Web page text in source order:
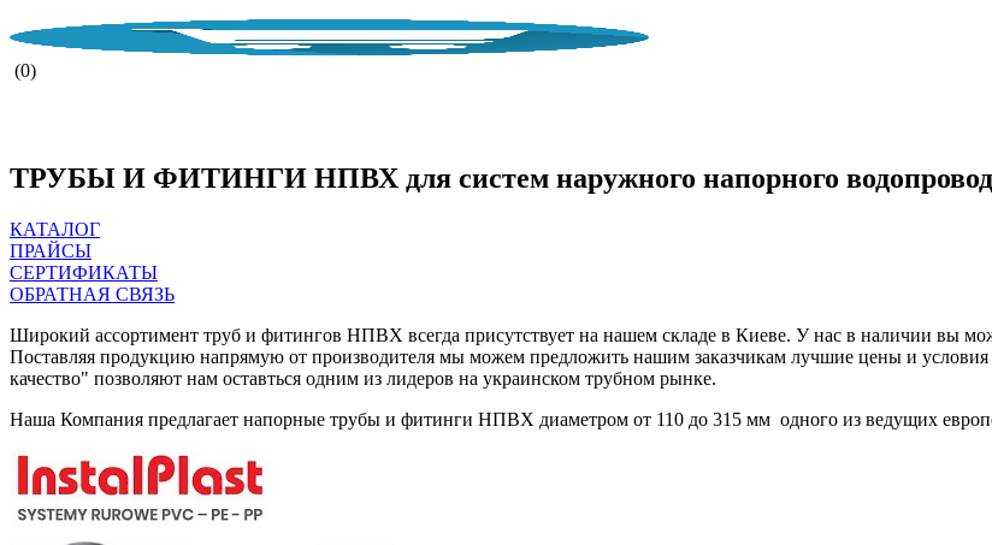
(0)
ТРУБЫ И ФИТИНГИ НПВХ для систем наружного напорного
КАТАЛОГ
ПРАЙСЫ
СЕРТИФИКАТЫ
ОБРАТНАЯ СВЯЗЬ
Широкий ассортимент труб и фитингов НПВХ всегда присутствует на нашем складе в Киеве. У нас в наличии вы
Поставляя продукцию напрямую от производителя мы можем предложить нашим заказчикам лучшие цены и
качество" позволяют нам оставться одним из лидеров на украинском трубном рынке.
Наша Компания предлагает напорные трубы и фитинги НПВХ диаметром от 110 до 315 мм одного из ведущих